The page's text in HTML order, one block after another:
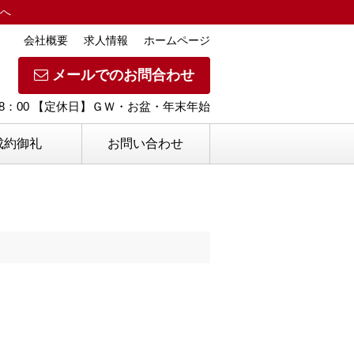
会社概要 求人情報 ホームページ
メールでのお問合わせ
：00 【定休日】ＧＷ・お盆・年末年始
約御礼 お問い合わせ